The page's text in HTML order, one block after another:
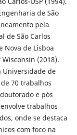
de São
pela
de São Carlos
Nova de Lisboa
(2018).
Universidade de
70 trabalhos
e pós
trabalhos
onde se destaca
com foco na